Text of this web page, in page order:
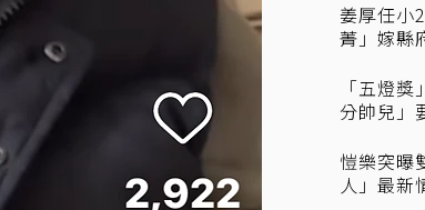
姜厚任小
菁」嫁縣
「五燈
分帥兒」
愷樂突曝
人」最新